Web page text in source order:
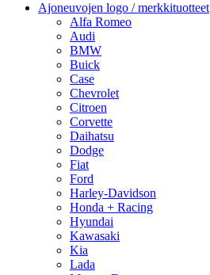
Ajoneuvojen logo / merkkituotteet
Alfa Romeo
Audi
BMW
Buick
Case
Chevrolet
Citroen
Corvette
Daihatsu
Dodge
Fiat
Ford
Harley-Davidson
Honda + Racing
Hyundai
Kawasaki
Kia
Lada